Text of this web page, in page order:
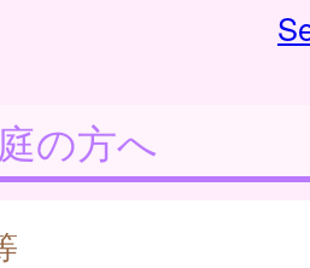
の方へ